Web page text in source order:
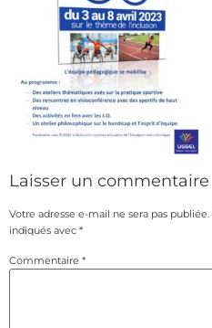
Laisser un commentaire
Votre adresse e-mail ne sera pas publiée.
indiqués avec *
Commentaire *